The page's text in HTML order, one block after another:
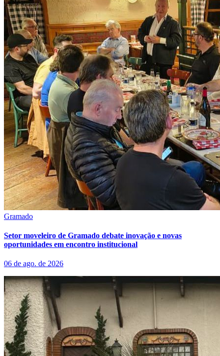
Gramado
Setor moveleiro de Gramado debate inovação e novas
oportunidades em encontro institucional
06 de ago. de 2026